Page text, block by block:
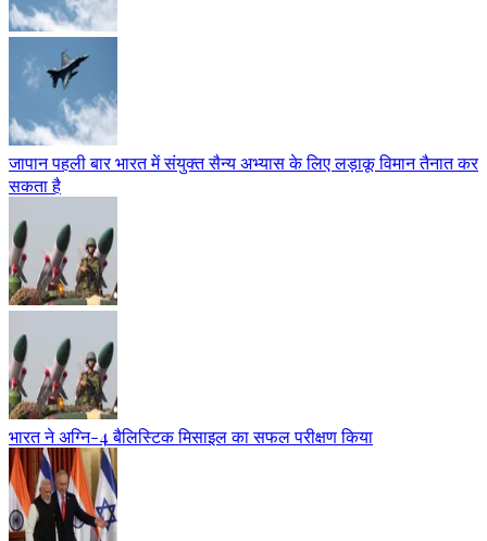
जापान पहली बार भारत में संयुक्त सैन्य अभ्यास के लिए लड़ाकू विमान तैनात कर
सकता है
भारत ने अग्नि-4 बैलिस्टिक मिसाइल का सफल परीक्षण किया